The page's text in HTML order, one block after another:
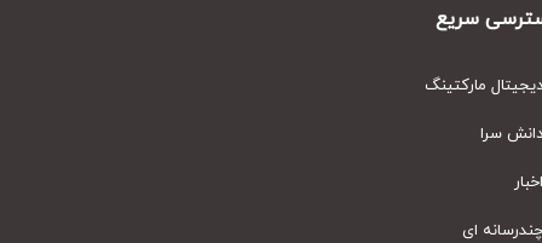
سریع
مارکتینگ
سرا
ای